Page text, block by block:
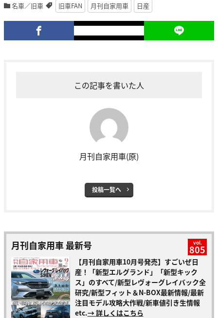
名車／旧車 旧車FAN 月刊自家用車 日産
この記事を書いた人
月刊自家用車(原)
投稿一覧へ
月刊自家用車 最新号 vol.
805
【月刊自家用車10月号発売】すごいぜ日
産！「新型エルグランド」「新型キック
ス」のすべて/新型レヴォーグレイバック全
研究/新型フィット＆N-BOX最新情報/最新
注目モデル攻略大作戦/新車値引き生情報
etc.→ 詳しくはこちら